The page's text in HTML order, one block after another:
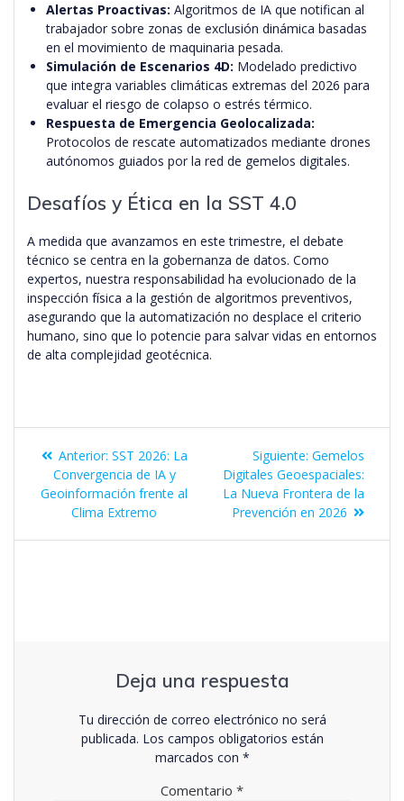
Alertas Proactivas: Algoritmos de IA que notifican al
trabajador sobre zonas de exclusión dinámica basadas
en el movimiento de maquinaria pesada.
Simulación de Escenarios 4D: Modelado predictivo
que integra variables climáticas extremas del 2026 para
evaluar el riesgo de colapso o estrés térmico.
Respuesta de Emergencia Geolocalizada:
Protocolos de rescate automatizados mediante drones
autónomos guiados por la red de gemelos digitales.
Desafíos y Ética en la SST 4.0
A medida que avanzamos en este trimestre, el debate
técnico se centra en la gobernanza de datos. Como
expertos, nuestra responsabilidad ha evolucionado de la
inspección física a la gestión de algoritmos preventivos,
asegurando que la automatización no desplace el criterio
humano, sino que lo potencie para salvar vidas en entornos
de alta complejidad geotécnica.
Anterior: SST 2026: La
Convergencia de IA y
Geoinformación frente al
Clima Extremo
Siguiente: Gemelos
Digitales Geoespaciales:
La Nueva Frontera de la
Prevención en 2026
Deja una respuesta
Tu dirección de correo electrónico no será
publicada. Los campos obligatorios están
marcados con *
Comentario *